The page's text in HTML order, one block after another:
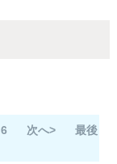
6 次へ>
最後